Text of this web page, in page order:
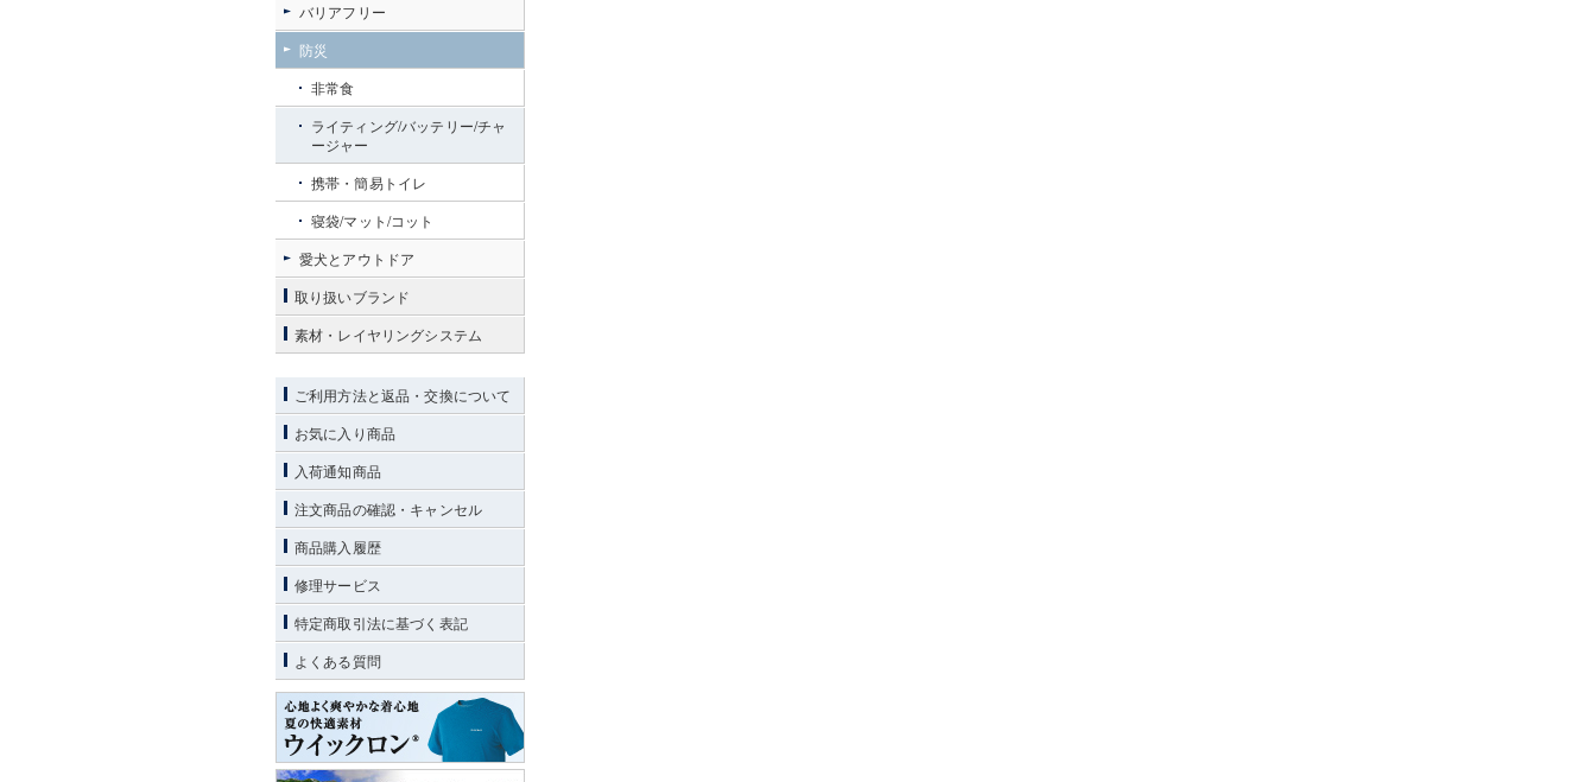
バリアフリー
防災
非常食
ライティング/バッテリー/チャ
ージャー
携帯・簡易トイレ
寝袋/マット/コット
愛犬とアウトドア
取り扱いブランド
素材・レイヤリングシステム
ご利用方法と返品・交換について
お気に入り商品
入荷通知商品
注文商品の確認・キャンセル
商品購入履歴
修理サービス
特定商取引法に基づく表記
よくある質問